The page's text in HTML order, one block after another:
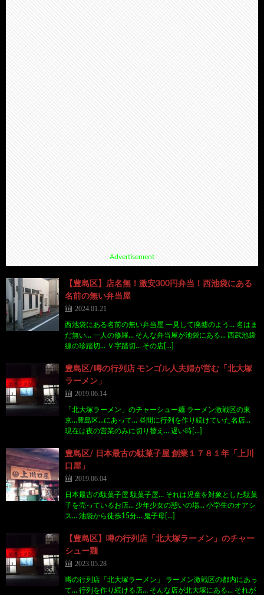
Advertisement
【豊島区】店名無！激安300円弁当！西池袋にある
名前の無い弁当屋
2024.01.21
西池袋にある名前の無い弁当屋 一見して廃墟のよう… 名はま
だ無い… 一人の修羅… そんな弁当屋が池袋にある… 西武池袋
線の珍踏切… Ｖ字踏切… その店[…]
豊島区/噂の行列店 モンゴル人夫婦が営む「北大塚
ラーメン」
2019.06.14
「北大塚ラーメン」のチャーシュー麺 ラーメン激戦区の東
京…豊島区…にあって… 昼間に行列を作り続けていた名店…
現在は夜の営業のみに切り替え… 遅い時[…]
豊島区/ 日本最古の駄菓子屋 創業１７８１年「上川
口屋」
2019.06.04
日本最古の駄菓子屋 駄菓子屋… それは児童を対象とした駄菓
子を売っているお店… 少年少女の憩いの場… 小学生のオアシ
ス… 池袋から徒歩15分… 鬼子母[…]
【豊島区】噂の行列店「北大塚ラーメン」のチャー
シュー麺
2023.05.28
噂の行列店「北大塚ラーメン」 ラーメン激戦区の都内にあっ
て… 行列を作り続ける店… そんな店が北大塚にある… それが